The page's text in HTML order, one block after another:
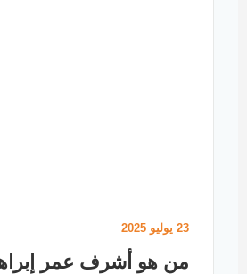
23 يوليو 2025
من هو أشرف عمر